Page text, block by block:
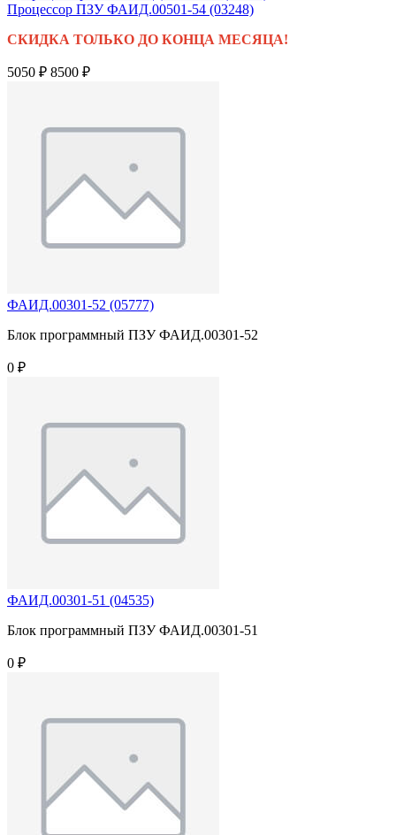
Процессор ПЗУ ФАИД.00501-54 (03248)
СКИДКА ТОЛЬКО ДО КОНЦА МЕСЯЦА!
5050 ₽ 8500 ₽
ФАИД.00301-52 (05777)
Блок программный ПЗУ ФАИД.00301-52
0 ₽
ФАИД.00301-51 (04535)
Блок программный ПЗУ ФАИД.00301-51
0 ₽